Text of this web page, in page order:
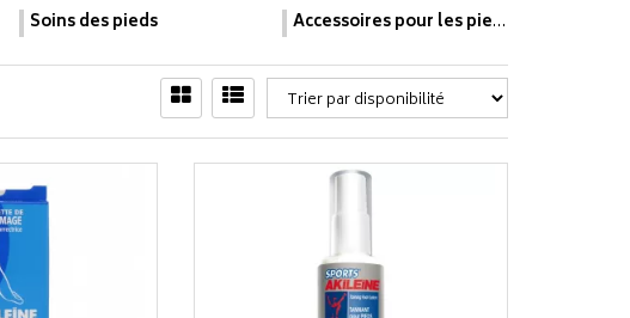
Soins des pieds Accessoires pour les pieds